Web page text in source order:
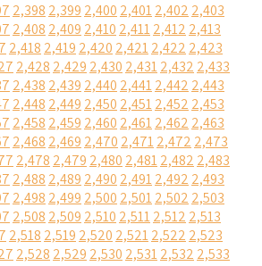
2,398 2,399 2,400 2,4012,402 2,403
2,408 2,409 2,410 2,4112,412 2,413
2,418 2,419 2,420 2,4212,422 2,423
2,428 2,429 2,430 2,4312,432 2,433
2,438 2,439 2,440 2,4412,442 2,443
2,448 2,449 2,450 2,4512,452 2,453
2,458 2,459 2,460 2,4612,462 2,463
2,468 2,469 2,470 2,4712,472 2,473
2,478 2,479 2,480 2,4812,482 2,483
2,488 2,489 2,490 2,4912,492 2,493
2,498 2,499 2,500 2,5012,502 2,503
2,508 2,509 2,510 2,5112,512 2,513
2,518 2,519 2,520 2,5212,522 2,523
2,528 2,529 2,530 2,5312,532 2,533